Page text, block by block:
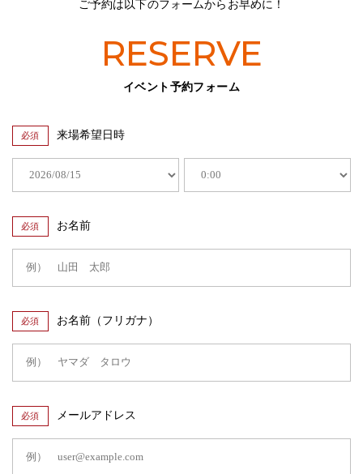
ご予約は以下のフォームからお早めに！
RESERVE
イベント予約フォーム
必須 来場希望日時
必須 お名前
必須 お名前（フリガナ）
必須 メールアドレス